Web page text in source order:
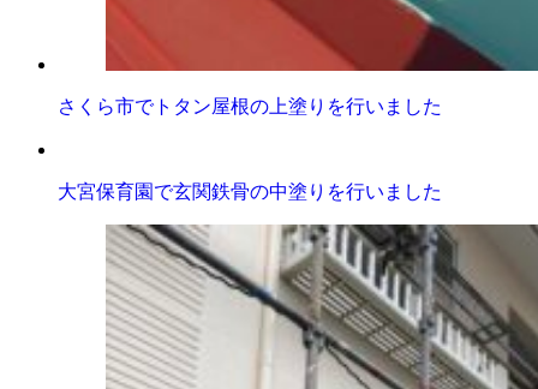
さくら市でトタン屋根の上塗りを行いました
大宮保育園で玄関鉄骨の中塗りを行いました